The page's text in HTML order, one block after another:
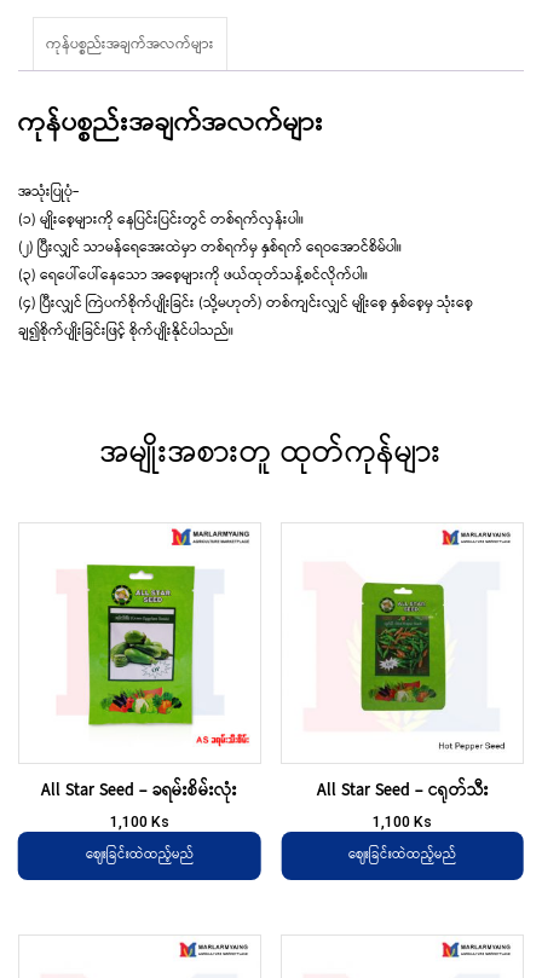
ကုန်ပစ္စည်းအချက်အလက်များ
ကုန်ပစ္စည်းအချက်အလက်များ
အသုံးပြုပုံ-
(၁) မျိုးစေ့များကို နေပြင်းပြင်းတွင် တစ်ရက်လှန်းပါ။
(၂) ပြီးလျှင် သာမန်ရေအေးထဲမှာ တစ်ရက်မှ နှစ်ရက် ရေဝအောင်စိမ်ပါ။
(၃) ရေပေါ်ပေါ်နေသော အစေ့များကို ဖယ်ထုတ်သန့်စင်လိုက်ပါ။
(၄) ပြီးလျှင် ကြဲပက်စိုက်ပျိုးခြင်း (သို့မဟုတ်) တစ်ကျင်းလျှင် မျိုးစေ့ နှစ်စေ့မှ သုံးစေ့
ချ၍စိုက်ပျိုးခြင်းဖြင့် စိုက်ပျိုးနိုင်ပါသည်။
အမျိုးအစားတူ ထုတ်ကုန်များ
All Star Seed – ခရမ်းစိမ်းလုံး
1,100 Ks
ဈေးခြင်းထဲထည့်မည်
All Star Seed – ငရုတ်သီး
1,100Ks
ဈေးခြင်းထဲထည့်မည်